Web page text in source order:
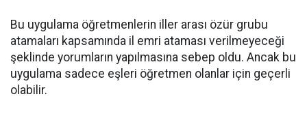
Bu uygulama öğretmenlerin iller arası özür grubu
atamaları kapsamında il emri ataması verilmeyeceği
şeklinde yorumların yapılmasına sebep oldu. Ancak bu
uygulama sadece eşleri öğretmen olanlar için geçerli
olabilir.